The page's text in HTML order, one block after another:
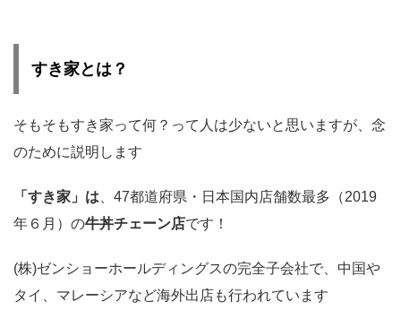
すき家とは？
そもそもすき家って何？って人は少ないと思いますが、念
のために説明します
「すき家」は 、47都道府県・日本国内店舗数最多（2019
年６月）の牛丼チェーン店です！
(株)ゼンショーホールディングスの完全子会社で、中国や
タイ、マレーシアなど海外出店も行われています